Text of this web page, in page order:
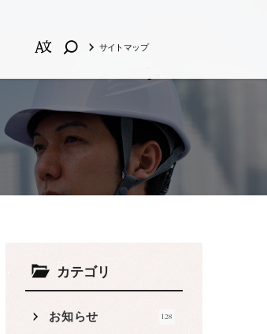
サイトマップ
カテゴリ
お知らせ 128